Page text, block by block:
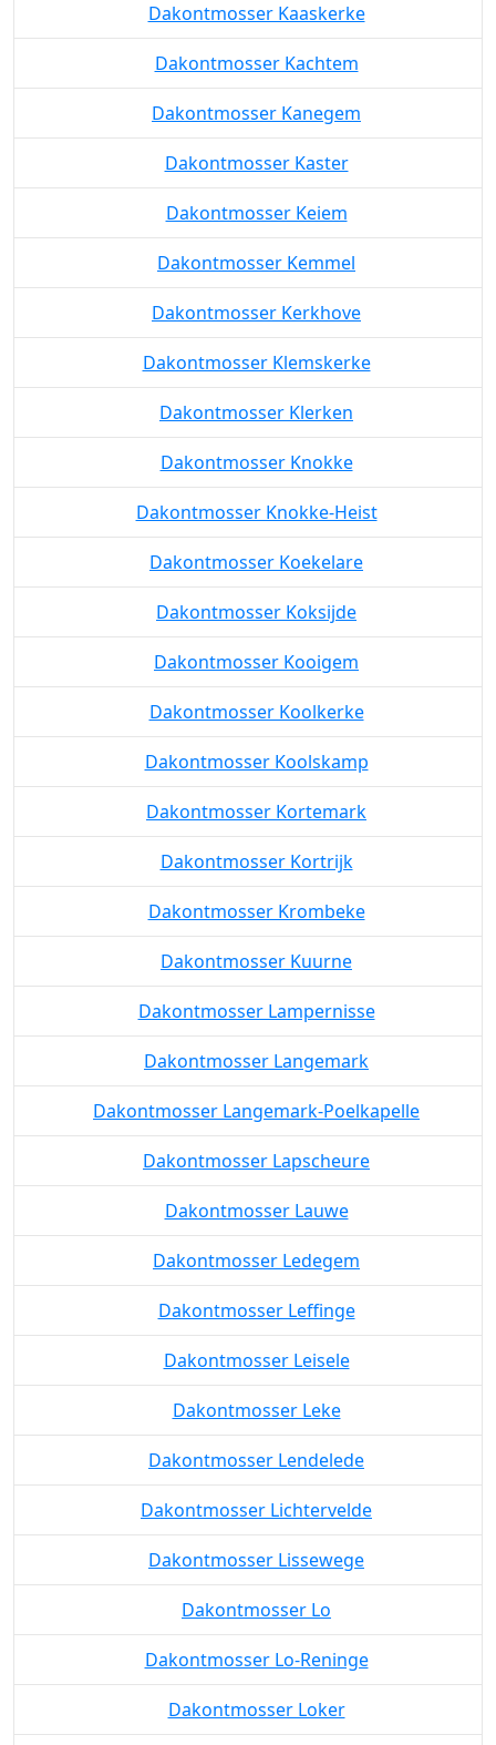
Dakontmosser Kaaskerke
Dakontmosser Kachtem
Dakontmosser Kanegem
Dakontmosser Kaster
Dakontmosser Keiem
Dakontmosser Kemmel
Dakontmosser Kerkhove
Dakontmosser Klemskerke
Dakontmosser Klerken
Dakontmosser Knokke
Dakontmosser Knokke-Heist
Dakontmosser Koekelare
Dakontmosser Koksijde
Dakontmosser Kooigem
Dakontmosser Koolkerke
Dakontmosser Koolskamp
Dakontmosser Kortemark
Dakontmosser Kortrijk
Dakontmosser Krombeke
Dakontmosser Kuurne
Dakontmosser Lampernisse
Dakontmosser Langemark
Dakontmosser Langemark-Poelkapelle
Dakontmosser Lapscheure
Dakontmosser Lauwe
Dakontmosser Ledegem
Dakontmosser Leffinge
Dakontmosser Leisele
Dakontmosser Leke
Dakontmosser Lendelede
Dakontmosser Lichtervelde
Dakontmosser Lissewege
Dakontmosser Lo
Dakontmosser Lo-Reninge
Dakontmosser Loker